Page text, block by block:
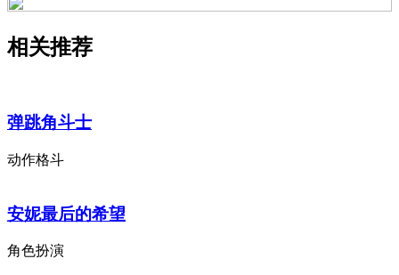
相关推荐
弹跳角斗士
动作格斗
安妮最后的希望
角色扮演